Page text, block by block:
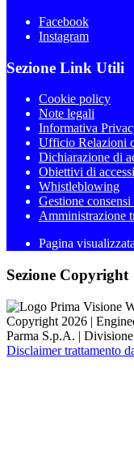
Facebook
Instagram
Sezione Link Utili
Cookie policy
Note legali
Informativa
Ufficio Relazioni
Dichiarazione di
Obiettivi di
Whistleblowing
Gestione
Amministrazione
Pagina
Sezione Copyright
Copyright 2026 |
Parma S.p.A. |
Disclaimer trattamento